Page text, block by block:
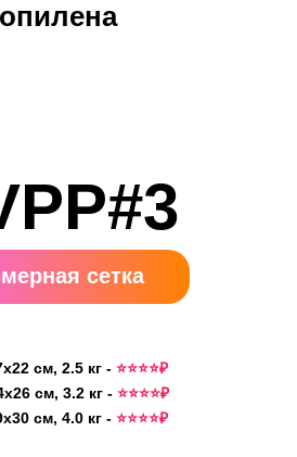
сетка
см, 2.5 кг - ⭐️⭐️⭐️⭐️₽
см, 3.2 кг - ⭐️⭐️⭐️⭐️₽
см, 4.0 кг - ⭐️⭐️⭐️⭐️₽